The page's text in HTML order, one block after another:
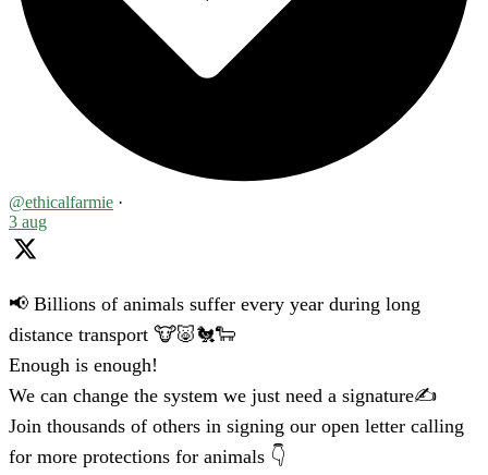
@ethicalfarmie ·
3 aug
📢 Billions of animals suffer every year during long
distance transport 🐮🐷🐔🐑
Enough is enough!
We can change the system we just need a signature✍️
Join thousands of others in signing our open letter calling
for more protections for animals 👇